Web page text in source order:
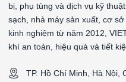
bị, phụ tùng và dịch vụ kỹ
sạch, nhà máy sản xuất, cơ
kinh nghiệm từ năm 2012,
khí an toàn, hiệu quả và tiết
TP. Hồ Chí Minh, Hà Nội,